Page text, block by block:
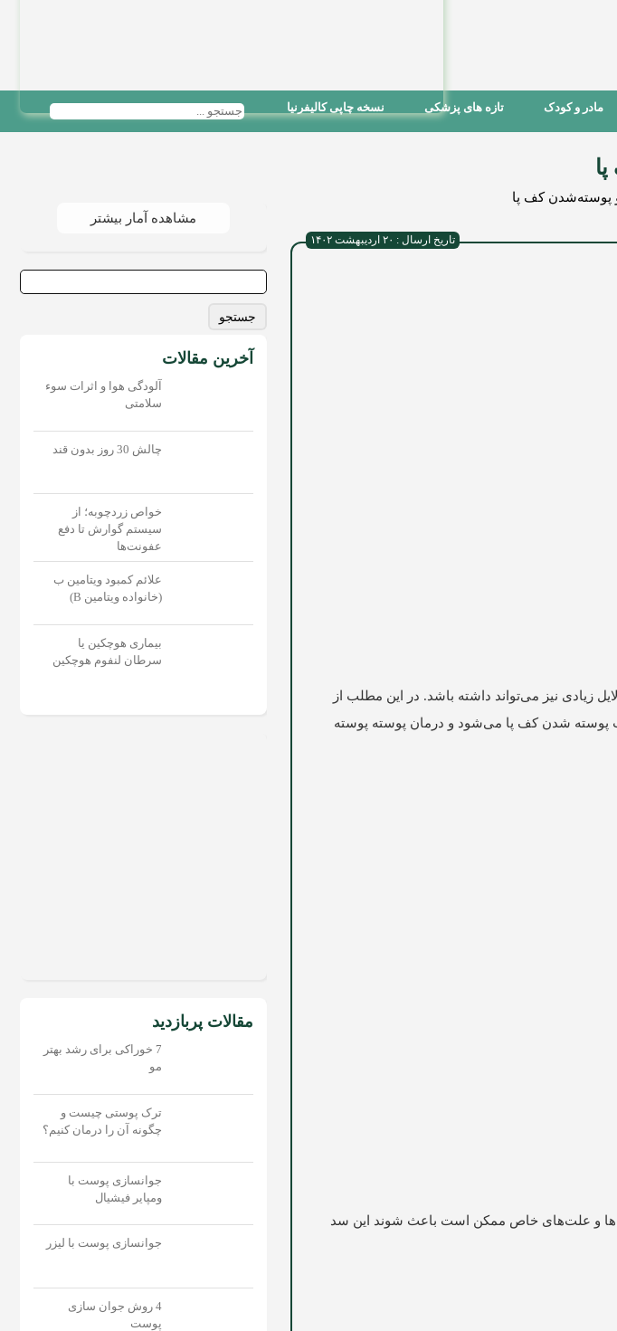
مادر و کودک تازه های پزشکی نسخه چاپی کالیفرنیا
و پوسته‌شدن کف پا
تاریخ ارسال : ۲۰ اردیبهشت ۱۴۰۲
نیز می‌تواند داشته باشد. در این مطلب از
پوسته شدن کف پا می‌شود و درمان پوسته پوسته
و علت‌های خاص ممکن است باعث شوند این سد
مشاهده آمار بیشتر
جستجو
برای:
آخرین مقالات
آلودگی هوا و اثرات سوء
سلامتی
چالش 30 روز بدون قند
خواص زردچوبه؛ از
سیستم گوارش تا دفع
عفونت‌‌ها
علائم کمبود ویتامین ب
(خانواده ویتامین B)
بیماری هوچکین یا
سرطان لنفوم هوچکین
مقالات پربازدید
7 خوراکی برای رشد بهتر
مو
ترک پوستی چیست و
چگونه آن را درمان کنیم؟
جوانسازی پوست با
ومپایر فیشیال
جوانسازی پوست با لیزر
4 روش جوان سازی
پوست